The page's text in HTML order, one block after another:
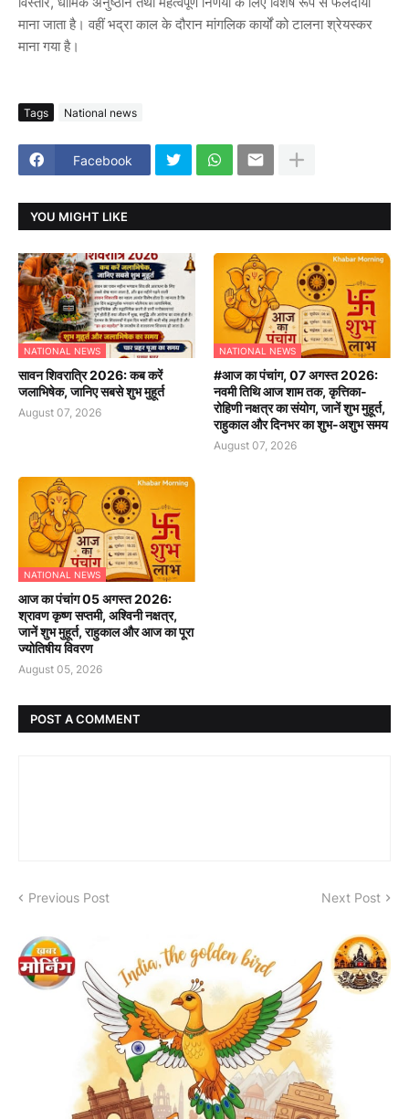
माना जाता है। वहीं भद्रा काल के दौरान मांगलिक कार्यों को टालना श्रेयस्कर
माना गया है।
Tags National news
Facebook
YOU MIGHT LIKE
NATIONAL NEWS
सावन शिवरात्रि 2026: कब करें
जलाभिषेक, जानिए सबसे शुभ मुहूर्त
August 07, 2026
NATIONAL NEWS
#आज का पंचांग, 07 अगस्त 2026:
नवमी तिथि आज शाम तक, कृत्तिका-
रोहिणी नक्षत्र का संयोग, जानें शुभ मुहूर्त,
राहुकाल और दिनभर का शुभ-अशुभ समय
August 07, 2026
NATIONAL NEWS
आज का पंचांग 05 अगस्त 2026:
श्रावण कृष्ण सप्तमी, अश्विनी नक्षत्र,
जानें शुभ मुहूर्त, राहुकाल और आज का पूरा
ज्योतिषीय विवरण
August 05, 2026
POST A COMMENT
Previous Post Next Post